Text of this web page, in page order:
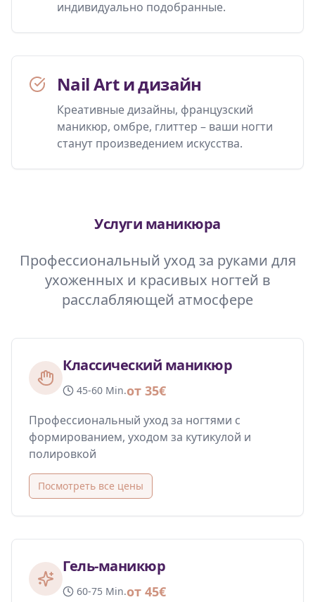
индивидуально подобранные.
Nail Art и дизайн
Креативные дизайны, французский
маникюр, омбре, глиттер – ваши ногти
станут произведением искусства.
Услуги маникюра
Профессиональный уход за руками для
ухоженных и красивых ногтей в
расслабляющей атмосфере
Классический маникюр
45-60 Min.от 35€
Профессиональный уход за ногтями с
формированием, уходом за кутикулой и
полировкой
Посмотреть все цены
Гель-маникюр
60-75 Min.от 45€